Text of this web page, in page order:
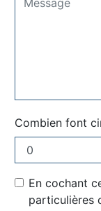
Combien font
En cochant
particulières